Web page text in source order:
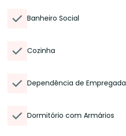
Banheiro Social
Cozinha
Dependência de Empregada
Dormitório com Armários